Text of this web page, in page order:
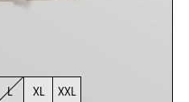
XXL
XL
L